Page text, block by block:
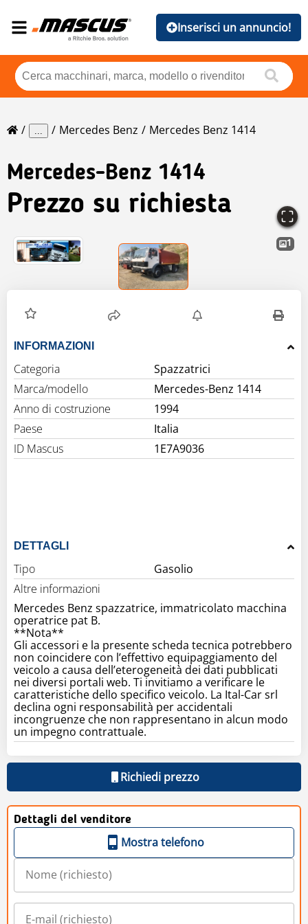
Inserisci un annuncio!
... Mercedes Benz Mercedes Benz 1414
Mercedes-Benz 1414
Prezzo su richiesta
1
INFORMAZIONI
Categoria
Spazzatrici
Marca/modello
Mercedes-Benz 1414
Anno di costruzione
1994
Paese
Italia
ID Mascus
1E7A9036
DETTAGLI
Tipo
Gasolio
Altre informazioni
Mercedes Benz spazzatrice, immatricolato macchina
operatrice pat B.
**Nota**
Gli accessori e la presente scheda tecnica potrebbero
non coincidere con l’effettivo equipaggiamento del
veicolo a causa dell’eterogeneità dei dati pubblicati
nei diversi portali web. Ti invitiamo a verificare le
caratteristiche dello specifico veicolo. La Ital-Car srl
declina ogni responsabilità per accidentali
incongruenze che non rappresentano in alcun modo
un impegno contrattuale.
Richiedi prezzo
Dettagli del venditore
Mostra telefono